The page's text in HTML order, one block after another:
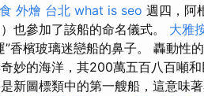
外燴 台北 what is seo 週四，阿
也參加了該船的命名儀式。 大雅
”香檳玻璃迷戀船的鼻子。 轟動性
妙的海洋，其200萬五百八百噸和
新圖標類中的第一艘船，這意味